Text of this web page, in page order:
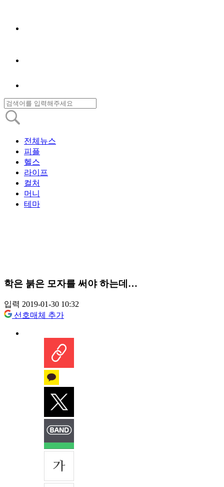
전체뉴스
피플
헬스
라이프
컬처
머니
테마
학은 붉은 모자를 써야 하는데…
입력 2019-01-30 10:32
선호매체 추가